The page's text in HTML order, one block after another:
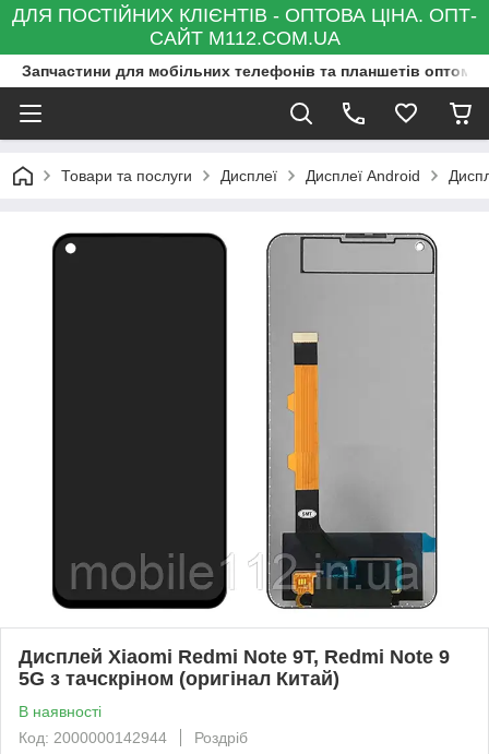
ДЛЯ ПОСТІЙНИХ КЛІЄНТІВ - ОПТОВА ЦІНА. ОПТ-
САЙТ M112.COM.UA
Запчастини для мобільних телефонів та планшетів оптом
Товари та послуги Дисплеї Дисплеї Android
Дисплей Xiaomi Redmi Note 9T, Redmi Note 9
5G з тачскріном (оригінал Китай)
В наявності
Код: 2000000142944
Роздріб